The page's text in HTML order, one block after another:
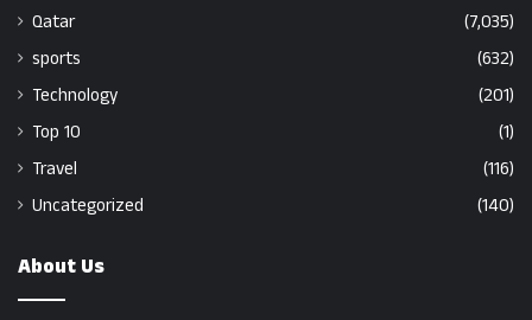
Qatar
(7,035)
sports
(632)
Technology
(201)
Top 10
(1)
Travel
(116)
Uncategorized
(140)
About Us